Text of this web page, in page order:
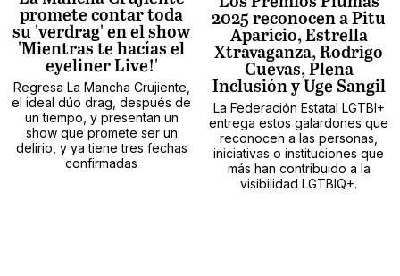
promete contar toda
su 'verdrag' en el show
'Mientras te hacías el
eyeliner Live!'
Regresa La Mancha Crujiente,
el ideal dúo drag, después de
un tiempo, y presentan un
show que promete ser un
delirio, y ya tiene tres fechas
confirmadas
2025 reconocen a Pitu
Aparicio, Estrella
Xtravaganza, Rodrigo
Cuevas, Plena
Inclusión y Uge Sangil
La Federación Estatal LGTBI+
entrega estos galardones que
reconocen a las personas,
iniciativas o instituciones que
más han contribuido a la
visibilidad LGTBIQ+.